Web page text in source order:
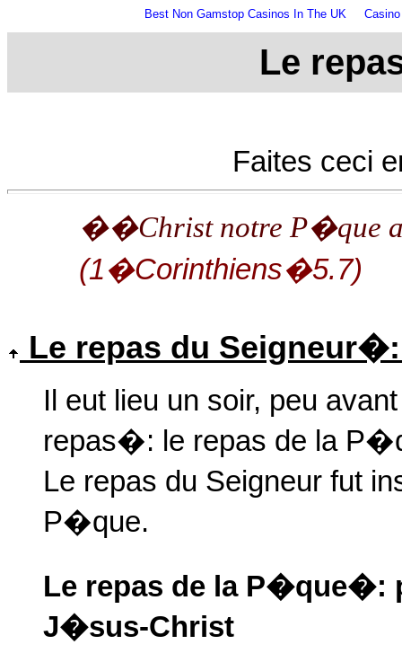
Best Non Gamstop Casinos In The UK
Le
Faites ceci
��Christ notre P�que
(1�Corinthiens�5.7)
Le repas du
Il eut lieu un soir, peu
repas�: le repas de la
Le repas du Seigneur fut
P�que.
Le repas de la
J�sus-Christ